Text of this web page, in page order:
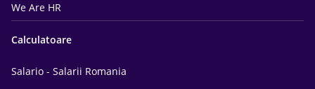
We Are HR
Calculatoare
Salario - Salarii Romania